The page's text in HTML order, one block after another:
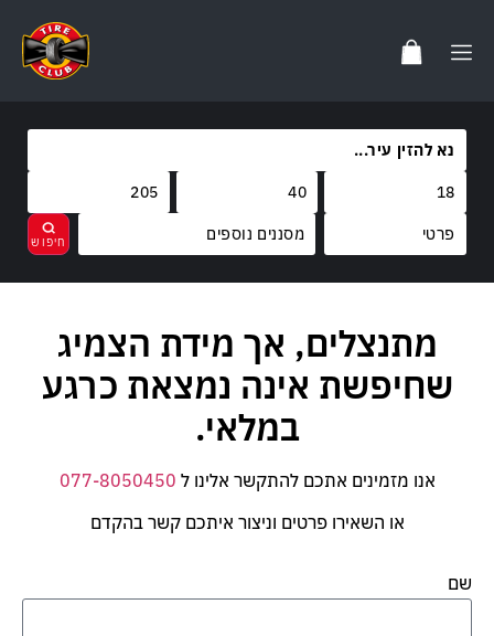
מסננים נוספים
קוד משקל
קוד מהירות
נקה בחר
מתנצלים, אך מידת הצמיג
שחיפשת אינה נמצאת כרגע
במלאי.
אנו מזמינים אתכם להתקשר אלינו ל 077-8050450
או השאירו פרטים וניצור איתכם קשר בהקדם
שם